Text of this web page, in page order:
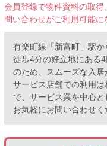
会員登録で物件資料の取得
問い合わせがご利用可能に
有楽町線「新富町」駅
徒歩4分の好立地にある
のため、スムーズな入居
サービス店舗での利用
で、サービス業を中心
お気軽にお問い合わせく